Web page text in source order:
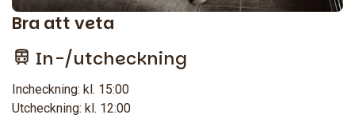
Bra att veta
In-/utcheckning
Incheckning: kl. 15:00
Utcheckning: kl. 12:00